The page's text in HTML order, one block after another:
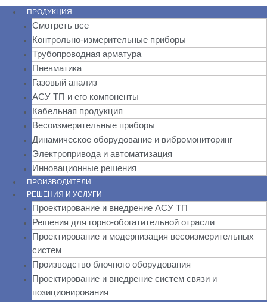
ПРОДУКЦИЯ
Смотреть все
Контрольно-измерительные приборы
Трубопроводная арматура
Пневматика
Газовый анализ
АСУ ТП и его компоненты
Кабельная продукция
Весоизмерительные приборы
Динамическое оборудование и вибромониторинг
Электропривода и автоматизация
Инновационные решения
ПРОИЗВОДИТЕЛИ
РЕШЕНИЯ И УСЛУГИ
Проектирование и внедрение АСУ ТП
Решения для горно-обогатительной отрасли
Проектирование и модернизация весоизмерительных
систем
Производство блочного оборудования
Проектирование и внедрение систем связи и
позиционирования